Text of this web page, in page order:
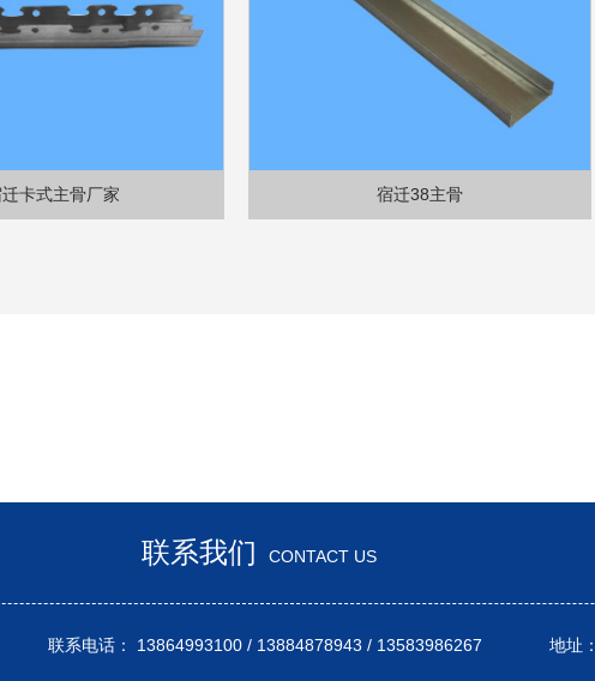
卡式主骨厂家 宿迁38主骨
联系我们 CONTACT US
电话： 13864993100 / 13884878943 / 13583986267 地址：山东